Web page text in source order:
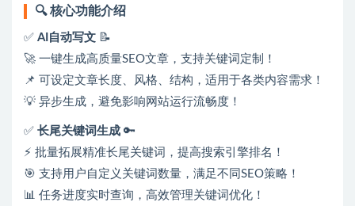
🔍 核心功能介绍
✅ AI自动写文 📝
🚀 一键生成高质量SEO文章，支持关键词定制！
📌 可设定文章长度、风格、结构，适用于各类内容需求！
💡 异步生成，避免影响网站运行流畅度！
✅ 长尾关键词生成 🔑
⚡ 批量拓展精准长尾关键词，提高搜索引擎排名！
🎯 支持用户自定义关键词数量，满足不同SEO策略！
📊 任务进度实时查询，高效管理关键词优化！